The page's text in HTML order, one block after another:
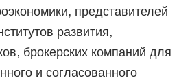
представителей
развития,
брокерских компаний для
и согласованного